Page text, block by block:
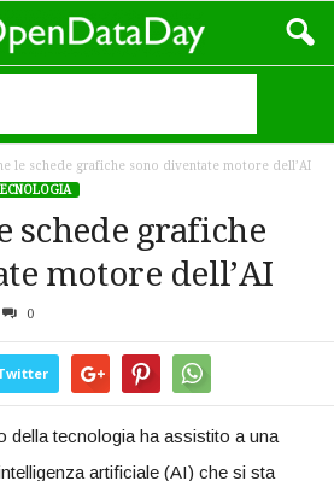
le schede grafiche sono diventate motore dell’AI
schede grafiche
motore dell’AI
0
della tecnologia​ ha assistito a‍ una
artificiale ‌(AI) che si ⁢sta